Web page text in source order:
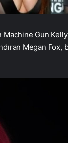
Machine Gun
Megan Fox,